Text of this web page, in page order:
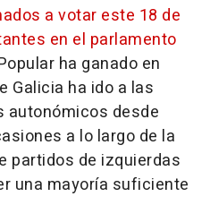
a votar este 18 de
en el parlamento
ha ganado en
Galicia ha ido a las
autonómicos desde
a lo largo de la
partidos de izquierdas
una mayoría suficiente